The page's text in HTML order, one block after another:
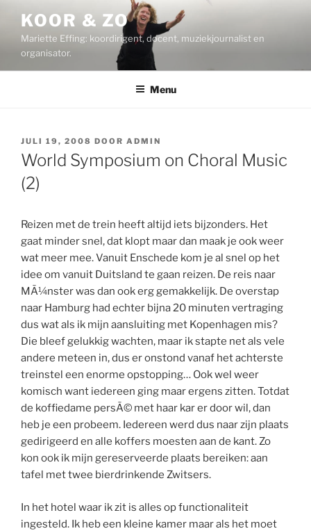
inhoud
KOOR & ZO
Mariette Effing: koordirigent, docent, muziekjournalist en
organisator.
Menu
GEPLAATST
OP
JULI 19, 2008 DOOR ADMIN
World Symposium on Choral Music
(2)
Reizen met de trein heeft altijd iets bijzonders. Het
gaat minder snel, dat klopt maar dan maak je ook weer
wat meer mee. Vanuit Enschede kom je al snel op het
idee om vanuit Duitsland te gaan reizen. De reis naar
MÃ¼nster was dan ook erg gemakkelijk. De overstap
naar Hamburg had echter bijna 20 minuten vertraging
dus wat als ik mijn aansluiting met Kopenhagen mis?
Die bleef gelukkig wachten, maar ik stapte net als vele
andere meteen in, dus er onstond vanaf het achterste
treinstel een enorme opstopping… Ook wel weer
komisch want iedereen ging maar ergens zitten. Totdat
de koffiedame persÃ© met haar kar er door wil, dan
heb je een probeem. Iedereen werd dus naar zijn plaats
gedirigeerd en alle koffers moesten aan de kant. Zo
kon ook ik mijn gereserveerde plaats bereiken: aan
tafel met twee bierdrinkende Zwitsers.
In het hotel waar ik zit is alles op functionaliteit
ingesteld. Ik heb een kleine kamer maar als het moet